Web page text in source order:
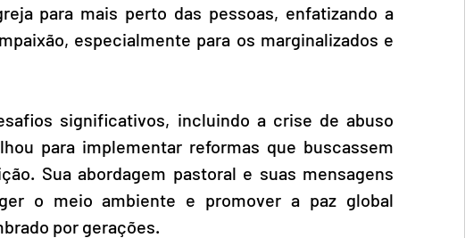
para mais perto das pessoas, enfatizando a
especialmente para os marginalizados e
significativos, incluindo a crise de abuso
para implementar reformas que buscassem
Sua abordagem pastoral e suas mensagens
o meio ambiente e promover a paz global
por gerações.